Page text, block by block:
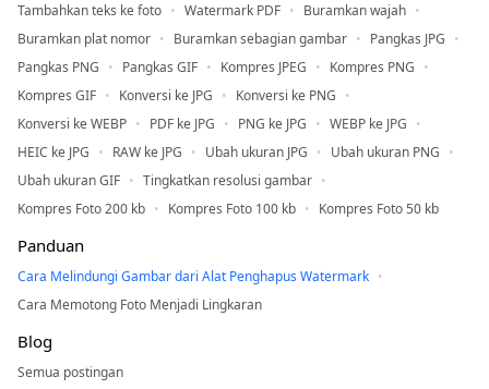
Tambahkan teks ke foto
Watermark PDF
Buramkan wajah
Buramkan plat nomor
Buramkan sebagian gambar
Pangkas JPG
Pangkas PNG
Pangkas GIF Kompres JPEG
Kompres PNG
Kompres GIF
Konversi ke JPG
Konversi ke PNG
Konversi ke WEBP
PDF ke JPG PNG ke JPG
WEBP ke JPG
HEIC ke JPG
RAW ke JPG Ubah ukuran JPG
Ubah ukuran PNG
Ubah ukuran GIF
Tingkatkan resolusi gambar
Kompres Foto 200 kb
Kompres Foto 100 kb Kompres Foto 50 kb
Panduan
Cara Melindungi Gambar dari Alat Penghapus Watermark
Cara Memotong Foto Menjadi Lingkaran
Blog
Semua postingan